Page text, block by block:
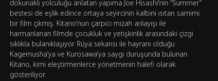
dokunaklı yolculuğu anlatan yapıma Joe Hisashi’nin “Summer”
bestesi de eşlik edince ortaya seyircinin kalbini ısıtan samimi
bir film çıkmış. Kitano’nun çarpıcı mizah anlayışı ile
harmanlanan filmde çocukluk ve yetişkinlik arasındaki çizgi
sıklıkla bulanıklaşıyor. Rüya sekansı ile hayranı olduğu
Kagemusha’ya ve Kurosawa’ya saygı duruşunda bulunan
Kitano, kimi eleştirmenlerce yönetmenin halefi olarak
gösteriliyor.